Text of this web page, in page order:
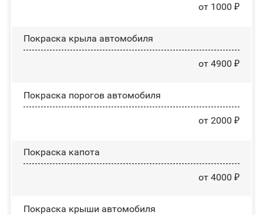
от 1000 ₽
Покраска крыла автомобиля
от 4900 ₽
Покраска порогов автомобиля
от 2000 ₽
Покраска капота
от 4000 ₽
Покраска крыши автомобиля